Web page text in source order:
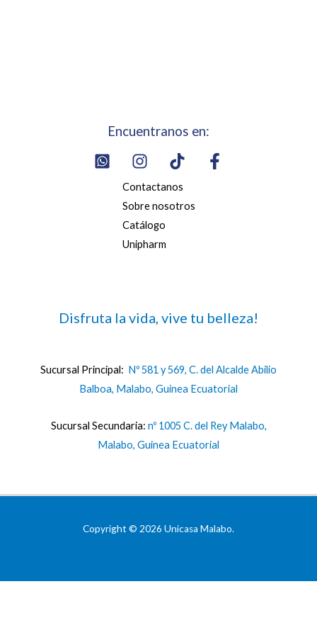
Encuentranos en:
Contactanos
Sobre nosotros
Catálogo
Unipharm
Disfruta la vida, vive tu belleza!
Sucursal Principal: Nº 581 y 569, C. del Alcalde Abilio
Balboa, Malabo, Guinea Ecuatorial
Sucursal Secundaria: nº 1005 C. del Rey Malabo,
Malabo, Guinea Ecuatorial
Copyright © 2026 Unicasa Malabo.